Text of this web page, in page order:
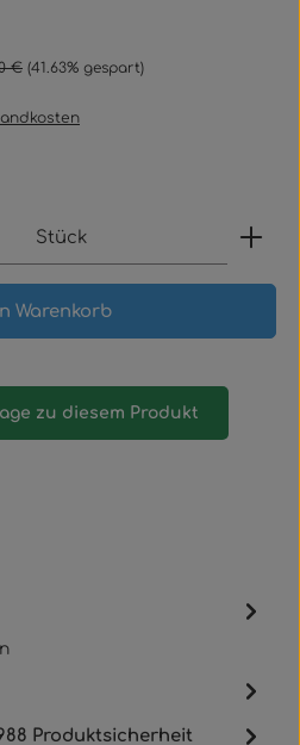
Preis:
€ (41.63% gespart)
den gewünschten Wert
Stück
Warenkorb
zu diesem Produkt
Produktsicherheit